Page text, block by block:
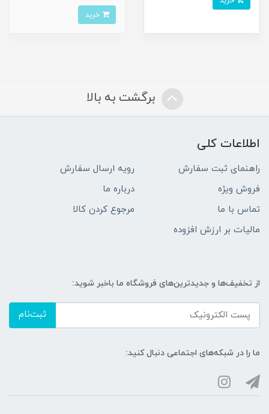
برگشت به بالا
اطلاعات کلی
راهنمای ثبت سفارش
رویه ارسال سفارش
فروش ویژه
درباره ما
تماس با ما
مرجوع کردن کالا
مالیات بر ارزش افزوده
از تخفیف‌ها و جدیدترین‌های فروشگاه ما باخبر شوید:
ثبت‌نام
ما را در شبکه‌های اجتماعی دنبال کنید: